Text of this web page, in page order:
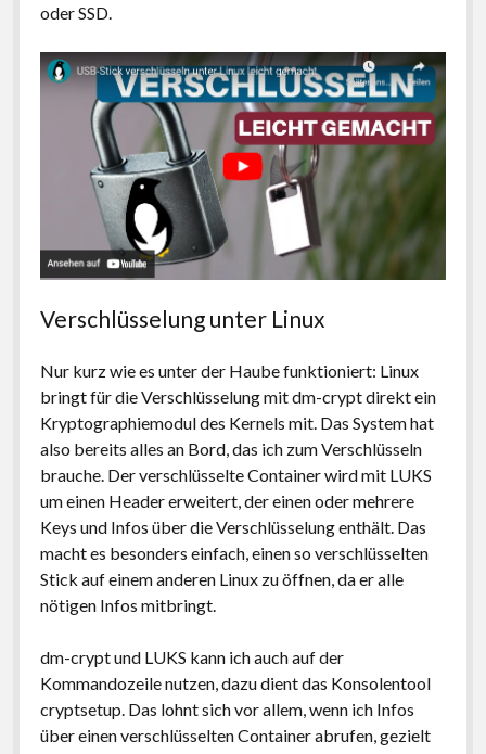
oder SSD.
Verschlüsselung unter Linux
Nur kurz wie es unter der Haube funktioniert: Linux
bringt für die Verschlüsselung mit dm-crypt direkt ein
Kryptographiemodul des Kernels mit. Das System hat
also bereits alles an Bord, das ich zum Verschlüsseln
brauche. Der verschlüsselte Container wird mit LUKS
um einen Header erweitert, der einen oder mehrere
Keys und Infos über die Verschlüsselung enthält. Das
macht es besonders einfach, einen so verschlüsselten
Stick auf einem anderen Linux zu öffnen, da er alle
nötigen Infos mitbringt.
dm-crypt und LUKS kann ich auch auf der
Kommandozeile nutzen, dazu dient das Konsolentool
cryptsetup. Das lohnt sich vor allem, wenn ich Infos
über einen verschlüsselten Container abrufen, gezielt